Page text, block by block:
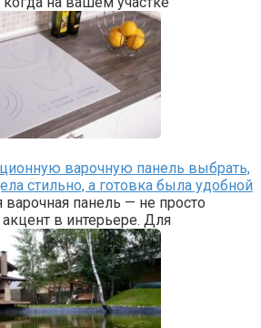
варочную панель выбрать,
стильно, а готовка была удобной
панель — не просто
в интерьере. Для